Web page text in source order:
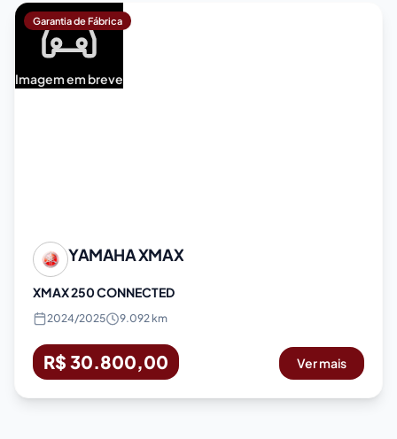
Garantia de Fábrica
Imagem em breve
YAMAHAXMAX
XMAX 250 CONNECTED
2024/2025 9.092 km
R$ 30.800,00 Ver mais